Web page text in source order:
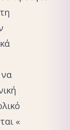
να
«